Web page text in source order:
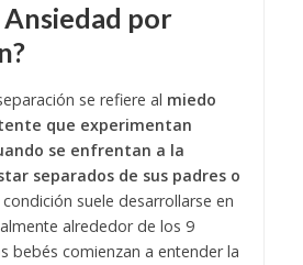
Ansiedad por
se refiere al miedo
que experimentan
se enfrentan a la
separados de sus padres o
condición suele desarrollarse en
alrededor de los 9
bebés comienzan a entender la